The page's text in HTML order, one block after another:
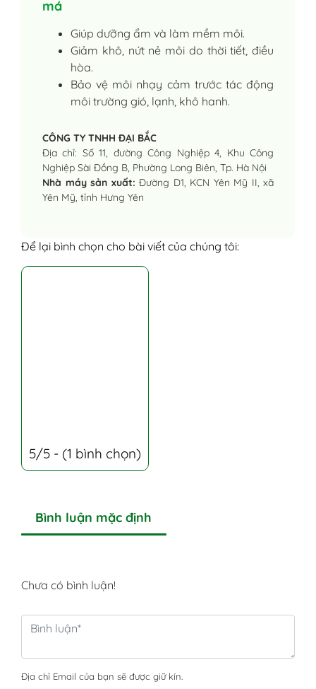
má
Giúp dưỡng ẩm và làm mềm môi.
Giảm khô, nứt nẻ môi do thời tiết, điều
hòa.
Bảo vệ môi nhạy cảm trước tác động
môi trường gió, lạnh, khô hanh.
CÔNG TY TNHH ĐẠI BẮC
Địa chỉ: Số 11, đường Công Nghiệp 4, Khu Công
Nghiệp Sài Đồng B, Phường Long Biên, Tp. Hà Nội
Nhà máy sản xuất: Đường D1, KCN Yên Mỹ II, xã
Yên Mỹ, tỉnh Hưng Yên
Để lại bình chọn cho bài viết của chúng tôi:
5/5 - (1 bình chọn)
Bình luận mặc định
Chưa có bình luận!
Địa chỉ Email của bạn sẽ được giữ kín.